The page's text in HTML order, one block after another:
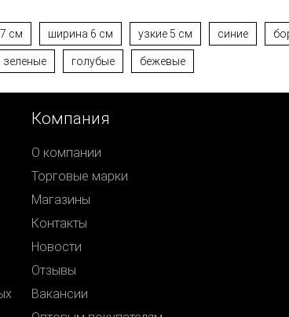
см ширина 6 см узкие 5 см синие
зеленые голубые бежевые
Компания
О компании
Торговые марки
Магазины
Контакты
Новости
Отзывы
Вакансии